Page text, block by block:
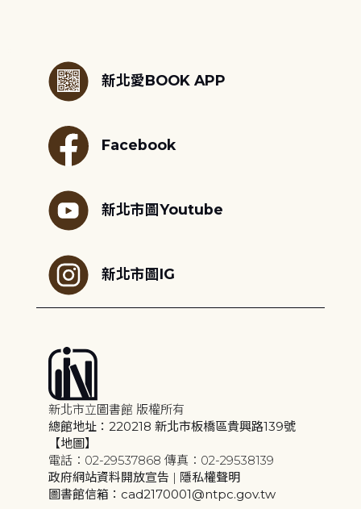
新北愛BOOK APP
Facebook
新北市圖Youtube
新北市圖IG
新北市立圖書館 版權所有
總館地址：220218 新北市板橋區貴興路139號
【地圖】
電話：02-29537868 傳真：02-29538139
政府網站資料開放宣告 | 隱私權聲明
圖書館信箱：cad2170001@ntpc.gov.tw